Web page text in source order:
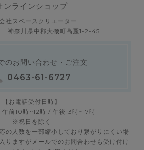
ンラインショップ
社スペースクリエーター
奈川県中郡大磯町高麗1-2-45
のお問い合わせ・ご注文
0463-61-6727
【お電話受付日時】
午前10時~12時 / 午後13時~17時
※祝日を除く
の人数を一部縮小しており繋がりにくい場
りますがメールでのお問合わせも受け付け